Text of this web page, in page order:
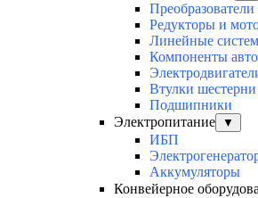
Преобразователи
Редукторы и
Линейные
Компоненты
Втулки
Подшипники
Электропитание
▼
ИБП
Аккумуляторы
Конвейерное